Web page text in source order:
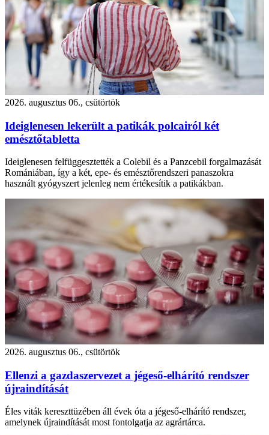
2026. augusztus 06., csütörtök
Ideiglenesen lekerült a patikák polcairól két
emésztőtabletta
Ideiglenesen felfüggesztették a Colebil és a Panzcebil forgalmazását
Romániában, így a két, epe- és emésztőrendszeri panaszokra
használt gyógyszert jelenleg nem értékesítik a patikákban.
2026. augusztus 06., csütörtök
Ellenzi a gazdaszervezet a jégeső-elhárító rendszer
újraindítását
Éles viták kereszttüzében áll évek óta a jégeső-elhárító rendszer,
amelynek újraindítását most fontolgatja az agrártárca.